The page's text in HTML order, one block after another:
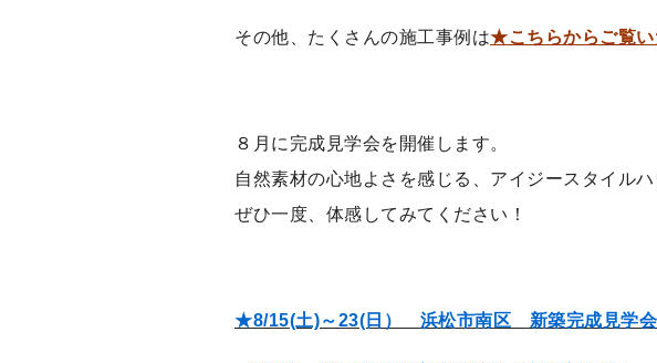
その他、たくさんの施工事例は★こちらからご覧い
８月に完成見学会を開催します。
自然素材の心地よさを感じる、アイジースタイル
ぜひ一度、体感してみてください！
★8/15(土)～23(日） 浜松市南区 新築完成見学会